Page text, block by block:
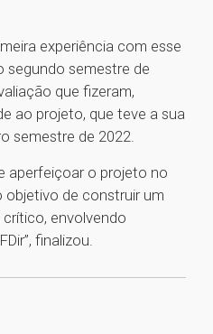
experiência com esse
segundo semestre de
que fizeram,
ao projeto, que teve a sua
semestre de 2022.
aperfeiçoar o projeto no
de construir um
envolvendo
finalizou.
1